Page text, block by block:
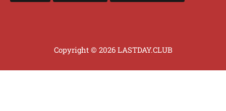
Copyright © 2026 LASTDAY.CLUB